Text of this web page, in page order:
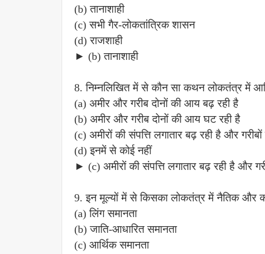
(b) तानाशाही
(c) सभी गैर-लोकतांत्रिक शासन
(d) राजशाही
► (b) तानाशाही
8. निम्नलिखित में से कौन सा कथन लोकतंत्र में
(a) अमीर और गरीब दोनों की आय बढ़ रही है
(b) अमीर और गरीब दोनों की आय घट रही है
(c) अमीरों की संपत्ति लगातार बढ़ रही है और
(d) इनमें से कोई नहीं
► (c) अमीरों की संपत्ति लगातार बढ़ रही है और
9. इन मूल्यों में से किसका लोकतंत्र में नैतिक और
(a) लिंग समानता
(b) जाति-आधारित समानता
(c) आर्थिक समानता